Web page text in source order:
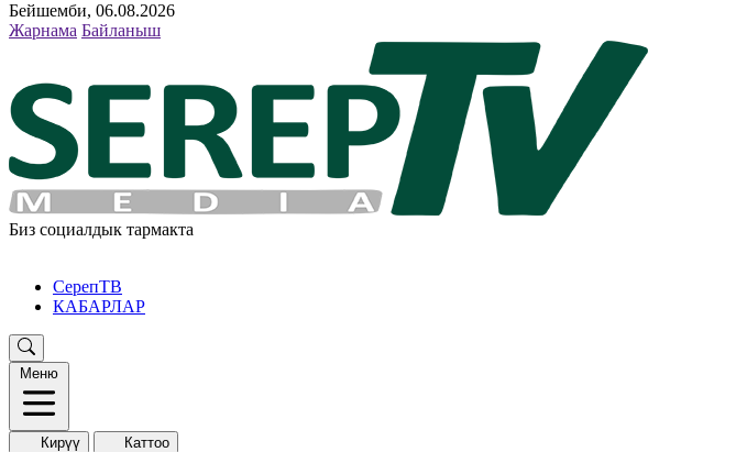
Бейшемби, 06.08.2026
Жарнама Байланыш
Биз социалдык тармакта
СерепТВ
КАБАРЛАР
Меню
Кирүү Каттоо